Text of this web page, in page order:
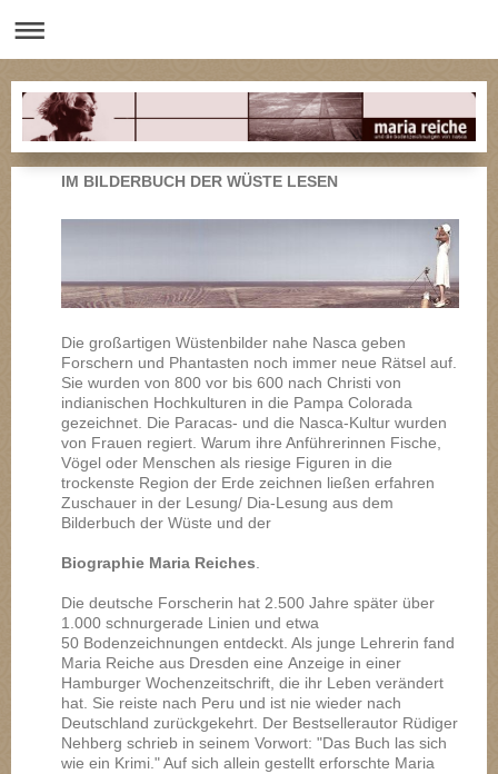
IM BILDERBUCH DER WÜSTE LESEN
Die großartigen Wüstenbilder nahe Nasca geben
Forschern und Phantasten noch immer neue Rätsel auf.
Sie wurden von 800 vor bis 600 nach Christi von
indianischen Hochkulturen in die Pampa Colorada
gezeichnet. Die Paracas- und die Nasca-Kultur wurden
von Frauen regiert. Warum ihre Anführerinnen Fische,
Vögel oder Menschen als riesige Figuren in die
trockenste Region der Erde zeichnen ließen erfahren
Zuschauer in der Lesung/ Dia-Lesung aus dem
Bilderbuch der Wüste und der
Biographie Maria Reiches.
Die deutsche Forscherin hat 2.500 Jahre später über
1.000 schnurgerade Linien und etwa
50 Bodenzeichnungen entdeckt. Als junge Lehrerin fand
Maria Reiche aus Dresden eine Anzeige in einer
Hamburger Wochenzeitschrift, die ihr Leben verändert
hat. Sie reiste nach Peru und ist nie wieder nach
Deutschland zurückgekehrt. Der Bestsellerautor Rüdiger
Nehberg schrieb in seinem Vorwort: "Das Buch las sich
wie ein Krimi." Auf sich allein gestellt erforschte Maria